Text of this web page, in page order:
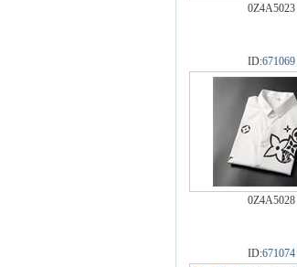
0Z4A5023
ID:671069
0Z4A5028
ID:671074